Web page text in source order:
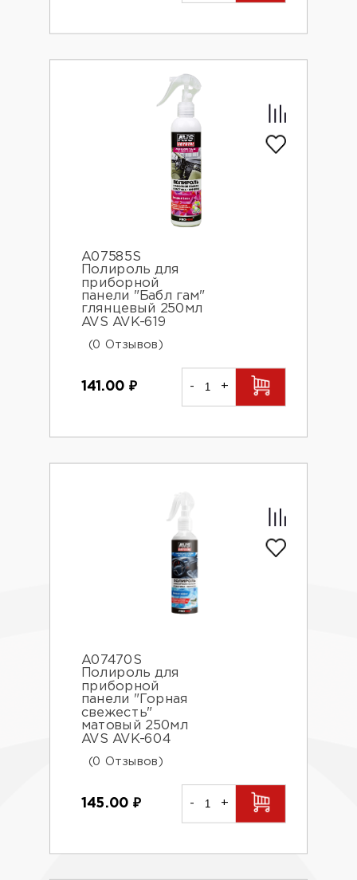
A07585S
Полироль для
приборной
панели "Бабл гам"
глянцевый 250мл
AVS AVK-619
(0 Отзывов)
141.00 ₽ - +
A07470S
Полироль для
приборной
панели "Горная
свежесть"
матовый 250мл
AVS AVK-604
(0 Отзывов)
145.00 ₽ - +